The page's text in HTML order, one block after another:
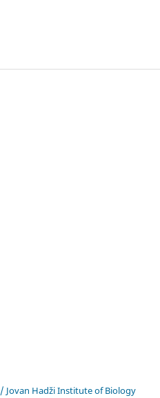
Jovan Hadži Institute of Biology